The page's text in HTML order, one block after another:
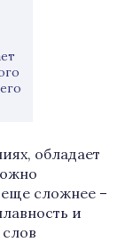
обладает
сложнее –
и